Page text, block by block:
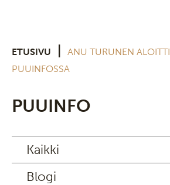
ETUSIVU
ANU TURUNEN ALOITTI
PUUINFOSSA
PUUINFO
Kaikki
Blogi